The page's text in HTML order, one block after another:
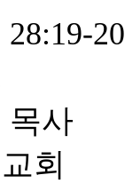
20
목사
회